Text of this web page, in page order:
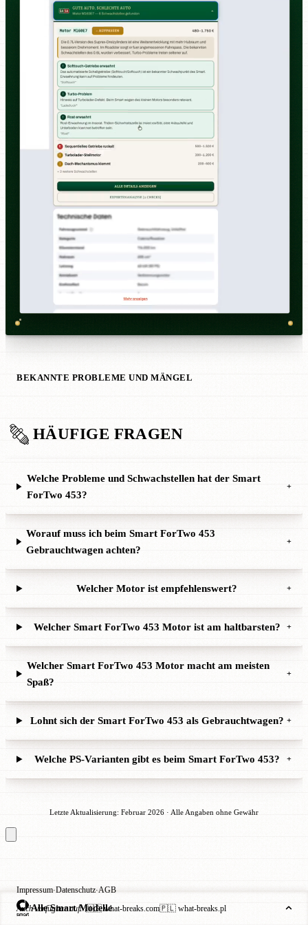
BEKANNTE PROBLEME UND MÄNGEL
HÄUFIGE FRAGEN
Welche Probleme und Schwachstellen hat der Smart
ForTwo 453?
+
Worauf muss ich beim Smart ForTwo 453
Gebrauchtwagen achten?
+
Welcher Motor ist empfehlenswert? +
Welcher Smart ForTwo 453 Motor ist am haltbarsten? +
Welcher Smart ForTwo 453 Motor macht am meisten
Spaß?
+
Lohnt sich der Smart ForTwo 453 als Gebrauchtwagen? +
Welche PS-Varianten gibt es beim Smart ForTwo 453? +
Letzte Aktualisierung: Februar 2026 · Alle Angaben ohne Gewähr
Alle Smart Modelle
Impressum·Datenschutz·AGB
Auch verfügbar auf: 🇺🇸 what-breaks.com🇵🇱 what-breaks.pl